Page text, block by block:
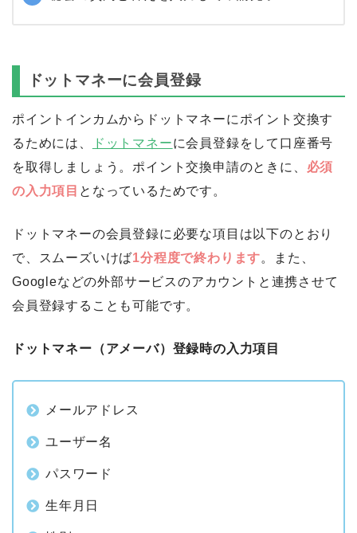
秘密の質問と答えを入力して申請完了
ドットマネーに会員登録
るためには、 ドットマネーに会員登録をして口座番号
を取得しましょう。ポイント交換申請のときに、
の入力項目となっているためです。
で、スムーズいけば
1分程度で終わります。また、
Googleなどの外部サービスのアカウントと連携させて
会員登録することも可能です。
ドットマネー（アメーバ）登録時の入力項目
メールアドレス